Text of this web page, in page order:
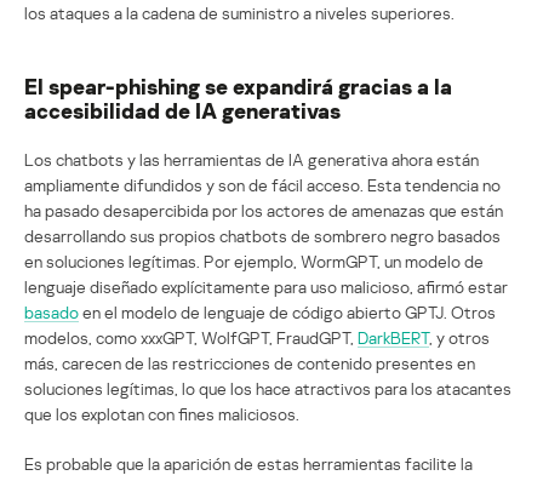
los ataques a la cadena de suministro a niveles superiores.
El spear-phishing se expandirá gracias a la
accesibilidad de IA generativas
Los chatbots y las herramientas de IA generativa ahora están
ampliamente difundidos y son de fácil acceso. Esta tendencia no
ha pasado desapercibida por los actores de amenazas que están
desarrollando sus propios chatbots de sombrero negro basados
en soluciones legítimas. Por ejemplo, WormGPT, un modelo de
lenguaje diseñado explícitamente para uso malicioso, afirmó estar
basadoen el modelo de lenguaje de código abierto GPTJ. Otros
modelos, como xxxGPT, WolfGPT, FraudGPT, DarkBERT, y otros
más, carecen de las restricciones de contenido presentes en
soluciones legítimas, lo que los hace atractivos para los atacantes
que los explotan con fines maliciosos.
Es probable que la aparición de estas herramientas facilite la